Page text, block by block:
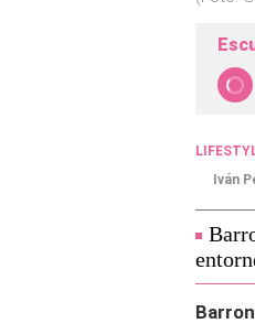
Iván